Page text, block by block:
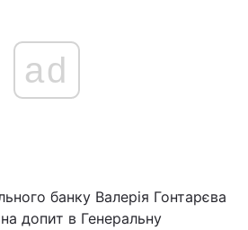
ad
банку Валерія Гонтарєва
допит в Генеральну